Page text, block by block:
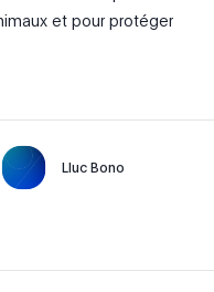
et pour protéger
Lluc Bono